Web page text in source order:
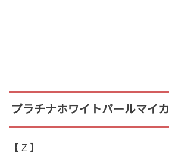
プラチナホワイトパールマイカ
【 Z 】